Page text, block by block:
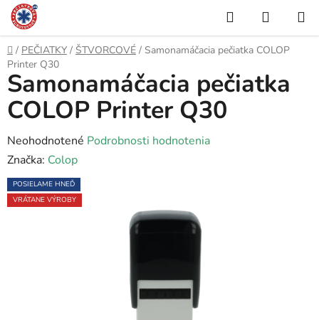
Prejsť
na
obsah
Hľadať
KOŠÍK
Domov
/ PEČIATKY / ŠTVORCOVÉ / Samonamáčacia pečiatka COLOP
Printer Q30
Samonamáčacia pečiatka
COLOP Printer Q30
Priemerné
hodnotenie
produktu
je
Neohodnotené Podrobnosti hodnotenia
Značka: Colop
POSIELAME HNEĎ
VRÁTANE VÝROBY